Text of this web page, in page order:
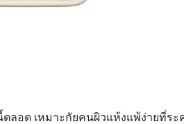
ลอด เหมาะกัยคนผิวแห้งแพ้ง่ายที่ระ